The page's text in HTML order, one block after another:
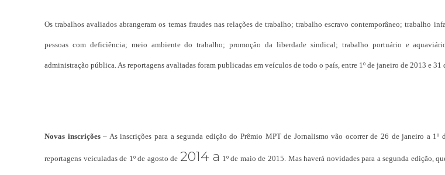
Os trabalhos avaliados abrangeram os temas fraudes nas relações de trabalho; trabalho escravo contemporâneo; trabalho
pessoas com deficiência; meio ambiente do trabalho; promoção da liberdade sindical; trabalho portuário e
administração pública. As reportagens avaliadas foram publicadas em veículos de todo o país, entre 1º de janeiro de 2013 e 31
Novas inscrições– As inscrições para a segunda edição do Prêmio MPT de Jornalismo vão ocorrer de 26 de janeiro a 1º
reportagens veiculadas de 1º de agosto de 2014 a 1º de maio de 2015. Mas haverá novidades para a segunda edição,